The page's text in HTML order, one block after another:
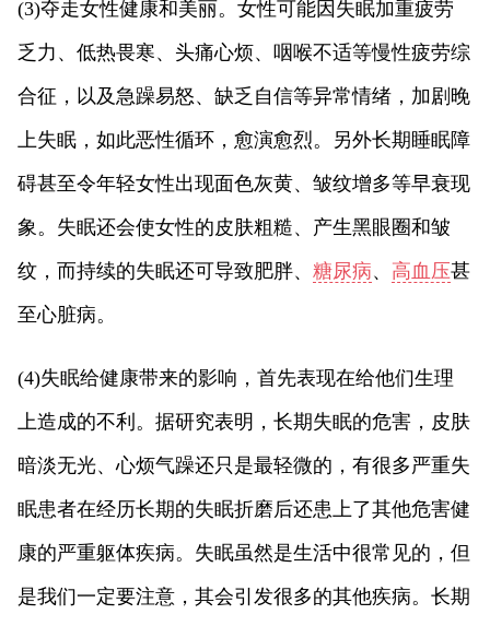
(3)夺走女性健康和美丽。女性可能因失眠加重疲劳
乏力、低热畏寒、头痛心烦、咽喉不适等慢性疲劳综
合征，以及急躁易怒、缺乏自信等异常情绪，加剧晚
上失眠，如此恶性循环，愈演愈烈。另外长期睡眠障
碍甚至令年轻女性出现面色灰黄、皱纹增多等早衰现
象。失眠还会使女性的皮肤粗糙、产生黑眼圈和皱
纹，而持续的失眠还可导致肥胖、 糖尿病、 高血压甚
至心脏病。
(4)失眠给健康带来的影响，首先表现在给他们生理
上造成的不利。据研究表明，长期失眠的危害，皮肤
暗淡无光、心烦气躁还只是最轻微的，有很多严重失
眠患者在经历长期的失眠折磨后还患上了其他危害健
康的严重躯体疾病。失眠虽然是生活中很常见的，但
是我们一定要注意，其会引发很多的其他疾病。长期